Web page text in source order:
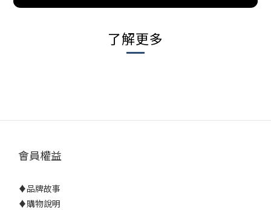
了解更多
會員權益
♦品牌故事
♦購物說明